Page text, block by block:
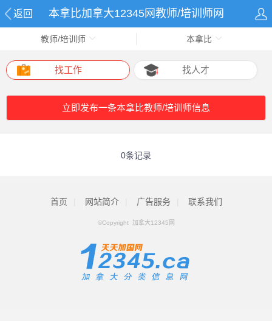
返回 本拿比加拿大12345网教师/培训师网
教师/培训师 本拿比
找工作 找人才
立即发布一条本拿比教师/培训师信息
0条记录
首页 网站简介 广告服务 联系我们
©Copyright 加拿大12345网